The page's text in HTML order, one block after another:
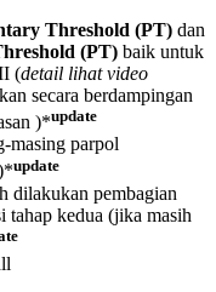
Threshold (PT) dan
(PT) baik untuk
(detail lihat video
secara berdampingan
)*update
masing parpol
update
dilakukan pembagian
tahap kedua (jika masih